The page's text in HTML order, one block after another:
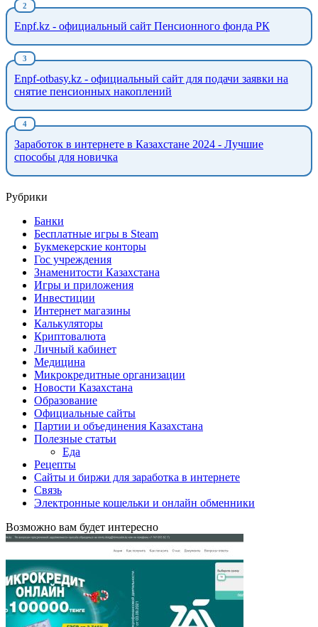
Enpf.kz - официальный сайт Пенсионного фонда РК
Enpf-otbasy.kz - официальный сайт для подачи заявки на
снятие пенсионных накоплений
Заработок в интернете в Казахстане 2024 - Лучшие
способы для новичка
Рубрики
Банки
Бесплатные игры в Steam
Букмекерские конторы
Гос учреждения
Знаменитости Казахстана
Игры и приложения
Инвестиции
Интернет магазины
Калькуляторы
Криптовалюта
Личный кабинет
Медицина
Микрокредитные организации
Новости Казахстана
Образование
Официальные сайты
Партии и объединения Казахстана
Полезные статьи
Еда
Рецепты
Сайты и биржи для заработка в интернете
Связь
Электронные кошельки и онлайн обменники
Возможно вам будет интересно